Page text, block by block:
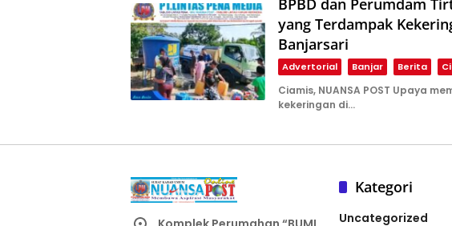
BPBD dan Perumdam
yang Terdampak
Banjarsari
Advertorial Banjar Berita
Ciamis, NUANSA POST Upaya
kekeringan di…
Kategori
Uncategorized